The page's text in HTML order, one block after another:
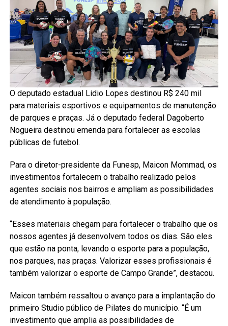
O deputado estadual Lidio Lopes destinou R$ 240 mil
para materiais esportivos e equipamentos de manutenção
de parques e praças. Já o deputado federal Dagoberto
Nogueira destinou emenda para fortalecer as escolas
públicas de futebol.
Para o diretor-presidente da Funesp, Maicon Mommad, os
investimentos fortalecem o trabalho realizado pelos
agentes sociais nos bairros e ampliam as possibilidades
de atendimento à população.
“Esses materiais chegam para fortalecer o trabalho que os
nossos agentes já desenvolvem todos os dias. São eles
que estão na ponta, levando o esporte para a população,
nos parques, nas praças. Valorizar esses profissionais é
também valorizar o esporte de Campo Grande”, destacou.
Maicon também ressaltou o avanço para a implantação do
primeiro Studio público de Pilates do município. “É um
investimento que amplia as possibilidades de